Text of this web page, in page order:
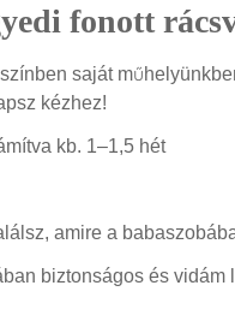
fonott
saját
kézhez!
kb. 1–1,5 hét
amire a
biztonságos és